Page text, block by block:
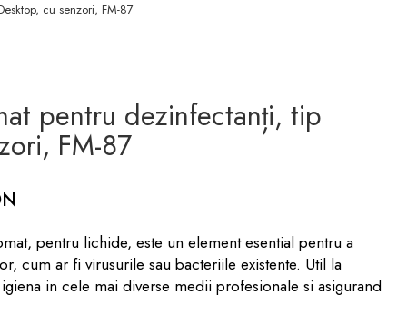
cu senzori, FM-87
pentru dezinfectanți, tip
FM-87
pentru lichide, este un element esential pentru a
cum ar fi virusurile sau bacteriile existente. Util la
in cele mai diverse medii profesionale si asigurand